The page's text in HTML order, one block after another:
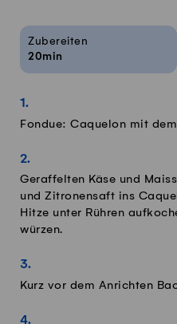
Rezeptinfos
Zubereiten
20min
Fondue: Caquelon mit
Geraffelten Käse und
und Zitronensaft ins
Hitze unter Rühren
würzen.
Kurz vor dem Anrichten